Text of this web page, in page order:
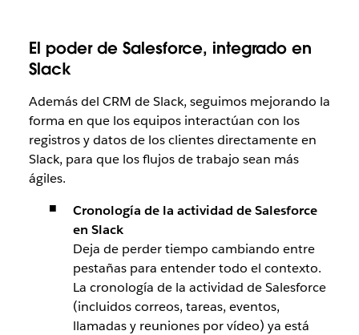
El poder de Salesforce, integrado en
Slack
Además del CRM de Slack, seguimos mejorando la
forma en que los equipos interactúan con los
registros y datos de los clientes directamente en
Slack, para que los flujos de trabajo sean más
ágiles.
Cronología de la actividad de Salesforce
en Slack
Deja de perder tiempo cambiando entre
pestañas para entender todo el contexto.
La cronología de la actividad de Salesforce
(incluidos correos, tareas, eventos,
llamadas y reuniones por vídeo) ya está